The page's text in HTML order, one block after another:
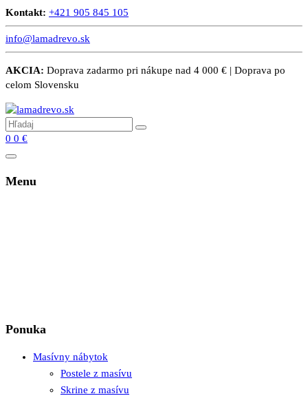
Kontakt: +421 905 845 105
info@lamadrevo.sk
AKCIA: Doprava zadarmo pri nákupe nad 4 000 € | Doprava po
celom Slovensku
0 0 €
Menu
Ponuka
Masívny nábytok
Postele z masívu
Skrine z masívu